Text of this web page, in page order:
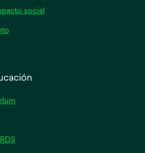
social